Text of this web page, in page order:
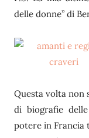
delle donne” di
Questa volta non
di biografie
potere in Francia